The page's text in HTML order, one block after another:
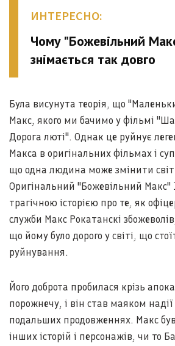
ИНТЕРЕСНО:
Чому "Божевільний
знімається так довго
Була висунута теорія, що
Макс, якого ми бачимо у фільмі
Дорога люті". Однак це руйнує
Макса в оригінальних фільмах і
що одна людина може змінити
Оригінальний "Божевільний Макс"
трагічною історією про те, як
служби Макс Рокатанскі
що йому було дорого у світі, що
руйнування.
Його доброта пробилася крізь
порожнечу, і він став маяком
подальших продовженнях. Макс
інших історій і персонажів, чи то